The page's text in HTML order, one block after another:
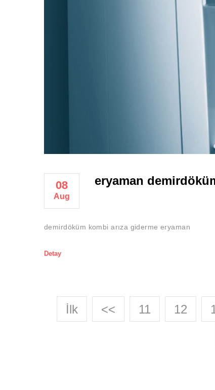
08
Aug
eryaman
demirdöküm kombi arıza giderme eryaman
Detay
İlk << 11 12